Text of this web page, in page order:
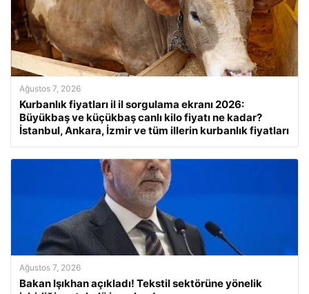
Ağustos 7, 2026
Kurbanlık fiyatları il il sorgulama ekranı 2026:
Büyükbaş ve küçükbaş canlı kilo fiyatı ne kadar?
İstanbul, Ankara, İzmir ve tüm illerin kurbanlık fiyatları
Ağustos 7, 2026
Bakan Işıkhan açıkladı! Tekstil sektörüne yönelik